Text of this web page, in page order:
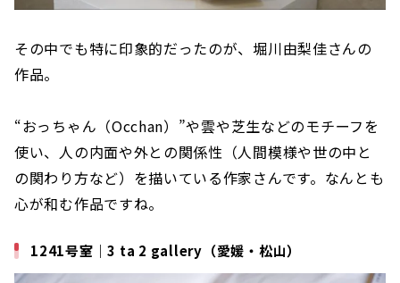
その中でも特に印象的だったのが、堀川由梨佳さんの
作品。
“おっちゃん（Occhan）”や雲や芝生などのモチーフを
使い、人の内面や外との関係性（人間模様や世の中と
の関わり方など）を描いている作家さんです。なんとも
心が和む作品ですね。
1241号室｜3 ta 2 gallery（愛媛・松山）